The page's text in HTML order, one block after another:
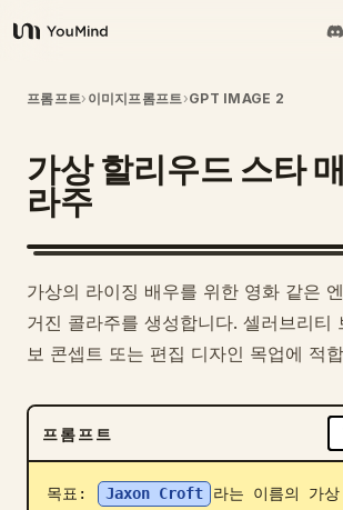
YouMind
개요
사용 사례
스킬
프롬프트
다운로드
프롬프트› 이미지프롬프트›GPT IMAGE 2
가상 할리우드 스타
라주
가상의 라이징 배우를 위한 영화 같은
거진 콜라주를 생성합니다. 셀러브리티
보 콘셉트 또는 편집 디자인 목업에 적
프롬프트
목표: Jaxon Croft
라는 이름의 가